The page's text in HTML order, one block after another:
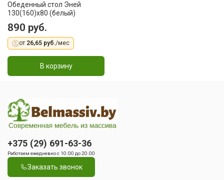
Обеденный стол Эней
130(160)x80 (белый)
890 руб.
от 26,65 руб./мес
В корзину
+375 (29) 691-63-36
Работаем ежедневно с 10.00 до 20.00
Заказать звонок